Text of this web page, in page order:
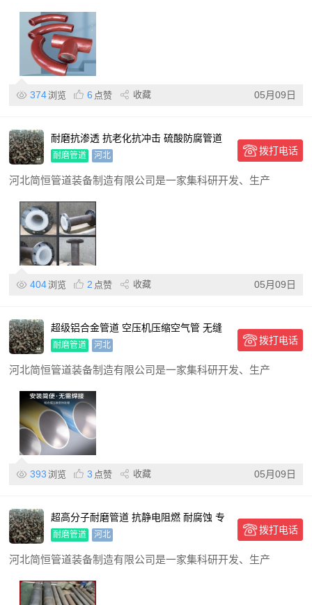
374浏览 6 点赞 收藏 05月09日
耐磨抗渗透 抗老化抗冲击 硫酸防腐管道
高温静电粉末喷涂
耐磨管道 河北 拨打电话
河北简恒管道装备制造有限公司是一家集科研开发、生产
404浏览 2 点赞 收藏 05月09日
超级铝合金管道 空压机压缩空气管 无缝
铝管 耐磨管道
耐磨管道 河北 拨打电话
河北简恒管道装备制造有限公司是一家集科研开发、生产
393 浏览 3 点赞 收藏 05月09日
超高分子耐磨管道 抗静电阻燃 耐腐蚀 专
业上传 诚信经营
耐磨管道 河北 拨打电话
河北简恒管道装备制造有限公司是一家集科研开发、生产